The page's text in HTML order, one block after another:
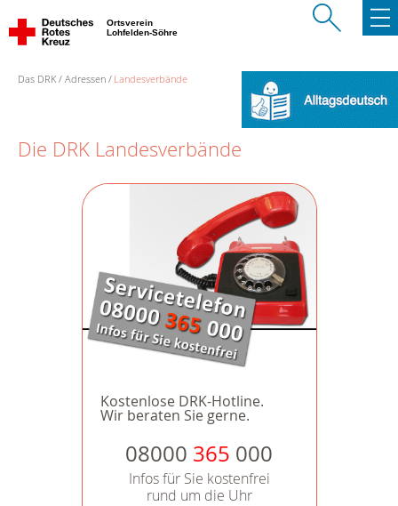
Ortsverein
Lohfelden-Söhre
Das DRK Adressen Landesverbände
Die DRK Landesverbände
Kostenlose DRK-Hotline.
Wir beraten Sie gerne.
08000 365 000
Infos für Sie kostenfrei
rund um die Uhr